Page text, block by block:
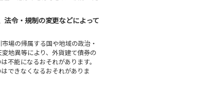
令・規制の変更などによって
場の帰属する国や地域の政治・
地異等により、外貨建て債券の
不能になるおそれがあります。
できなくなるおそれがありま